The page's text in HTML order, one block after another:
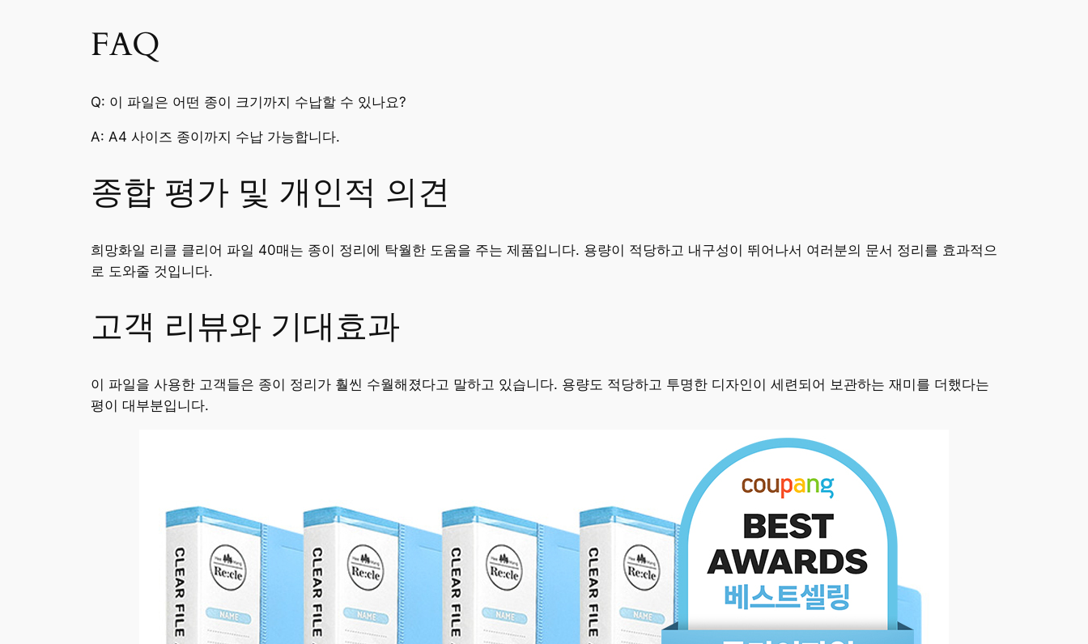
FAQ
Q: 이 파일은 어떤 종이 크기까지 수납할 수 있나요?
A: A4 사이즈 종이까지 수납 가능합니다.
종합 평가 및 개인적 의견
희망화일 리클 클리어 파일 40매는 종이 정리에 탁월한 도움을 주는 제품입니다. 용량이 적당하고 내구성이 뛰어나서 여러분의 문서 정리를 효과적으
로 도와줄 것입니다.
고객 리뷰와 기대효과
이 파일을 사용한 고객들은 종이 정리가 훨씬 수월해졌다고 말하고 있습니다. 용량도 적당하고 투명한 디자인이 세련되어 보관하는 재미를 더했다는
평이 대부분입니다.